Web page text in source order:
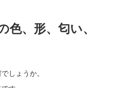
、形、匂い、
しょうか。